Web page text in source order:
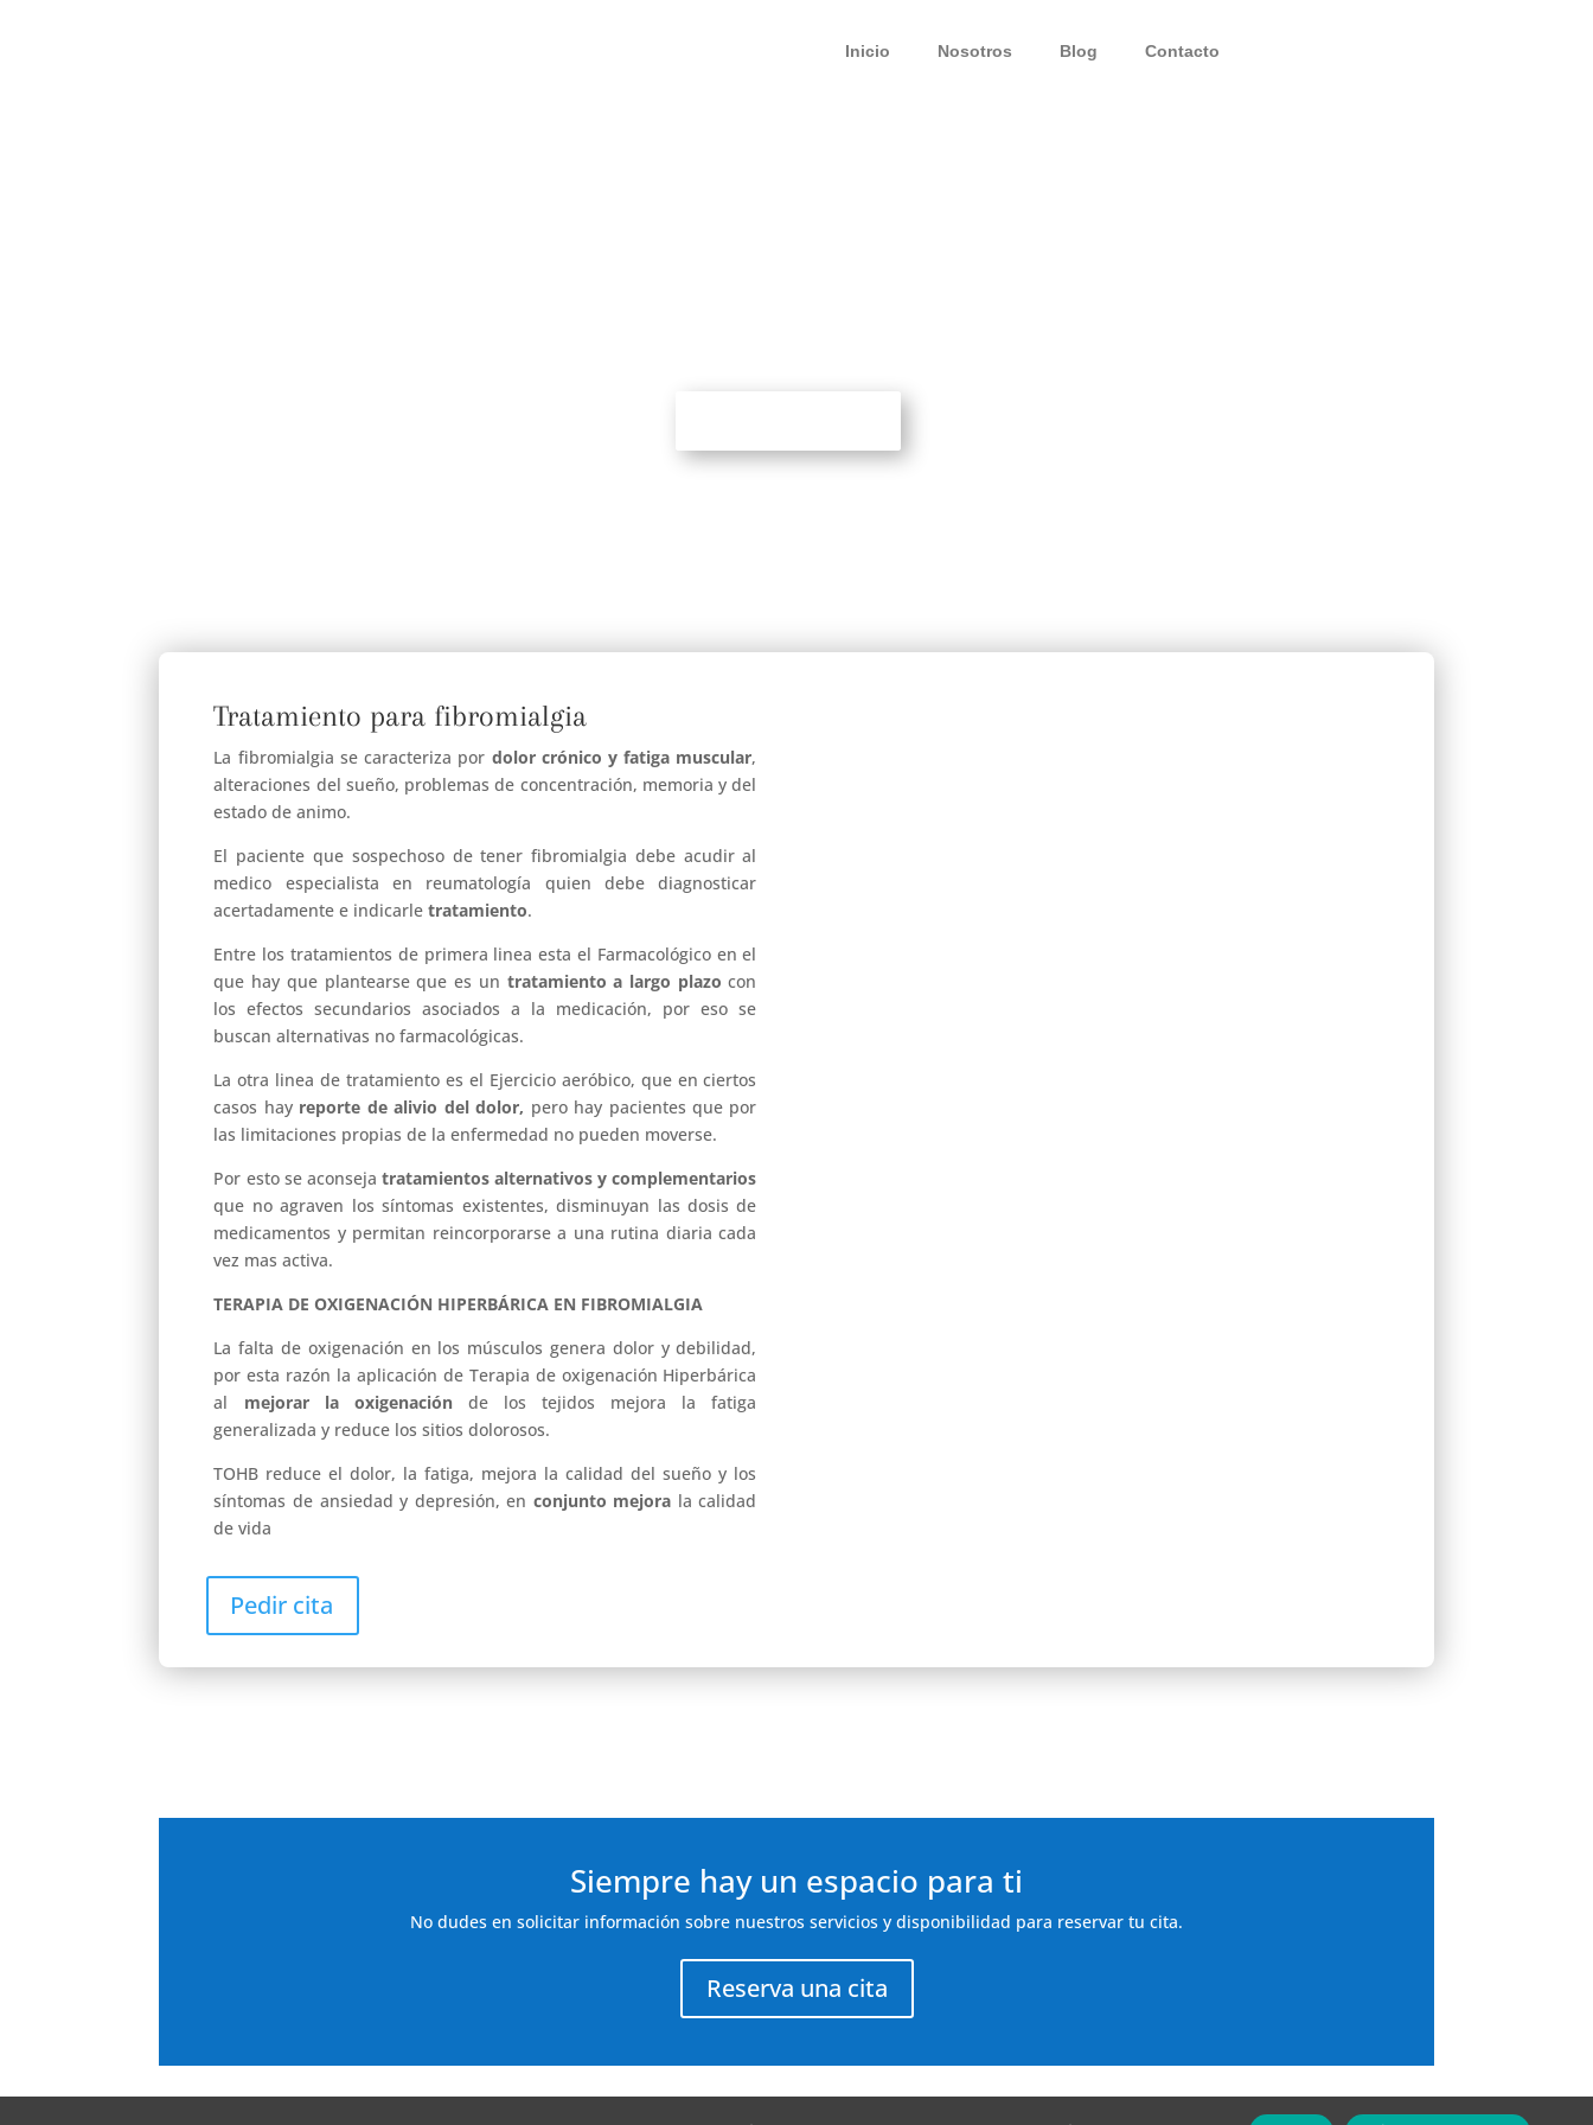
Inicio Nosotros Blog Contacto
Tratamiento para fibromialgia
La fibromialgia se caracteriza por dolor crónico y fatiga muscular,
alteraciones del sueño, problemas de concentración, memoria y del
estado de animo.
El paciente que sospechoso de tener fibromialgia debe acudir al
medico especialista en reumatología quien debe diagnosticar
acertadamente e indicarletratamiento.
Entre los tratamientos de primera linea esta el Farmacológico en el
que hay que plantearse que es un tratamiento a largo plazo con
los efectos secundarios asociados a la medicación, por eso se
buscan alternativas no farmacológicas.
La otra linea de tratamiento es el Ejercicio aeróbico, que en ciertos
casos hay reporte de alivio del dolor, pero hay pacientes que por
las limitaciones propias de la enfermedad no pueden moverse.
Por esto se aconseja tratamientos alternativos y complementarios
que no agraven los síntomas existentes, disminuyan las dosis de
medicamentos y permitan reincorporarse a una rutina diaria cada
vez mas activa.
TERAPIA DE OXIGENACIÓN HIPERBÁRICA EN FIBROMIALGIA
La falta de oxigenación en los músculos genera dolor y debilidad,
por esta razón la aplicación de Terapia de oxigenación Hiperbárica
al mejorar la oxigenaciónde los tejidos mejora la fatiga
generalizada y reduce los sitios dolorosos.
TOHB reduce el dolor, la fatiga, mejora la calidad del sueño y los
síntomas de ansiedad y depresión, en conjunto mejora la calidad
de vida
Pedir cita
Siempre hay un espacio para ti
No dudes en solicitar información sobre nuestros servicios y disponibilidad para reservar tu cita.
Reserva una cita